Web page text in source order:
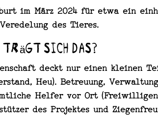
im März 2024 für etwa ein
Veredelung des Tieres.
Trägt sich das?
deckt nur einen kleinen
Heu). Betreuung,
Helfer vor Ort
des Projektes und